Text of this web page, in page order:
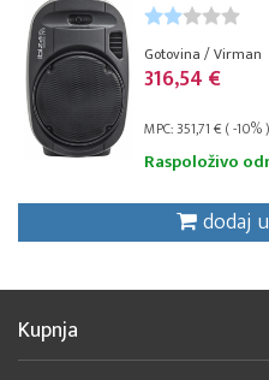
Gotovina / Virman
316,54 €
MPC: 351,71 € ( -10% )
Raspoloživo
dodaj
Kupnja